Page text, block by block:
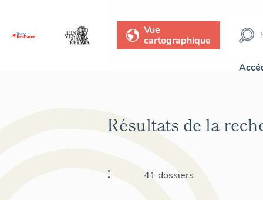
Vue
cartographique
Résultats de la
:
41 dossiers